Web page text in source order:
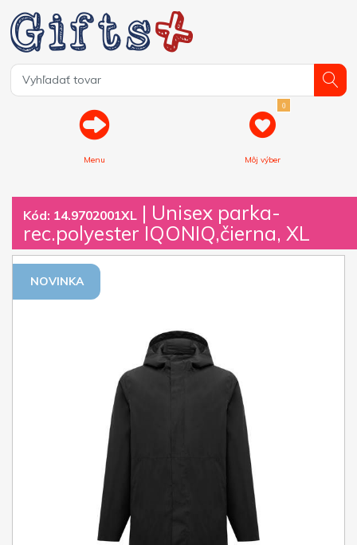
Menu
0
Môj výber
Kód: 14.9702001XL | Unisex parka-
rec.polyester IQONIQ,čierna, XL
NOVINKA